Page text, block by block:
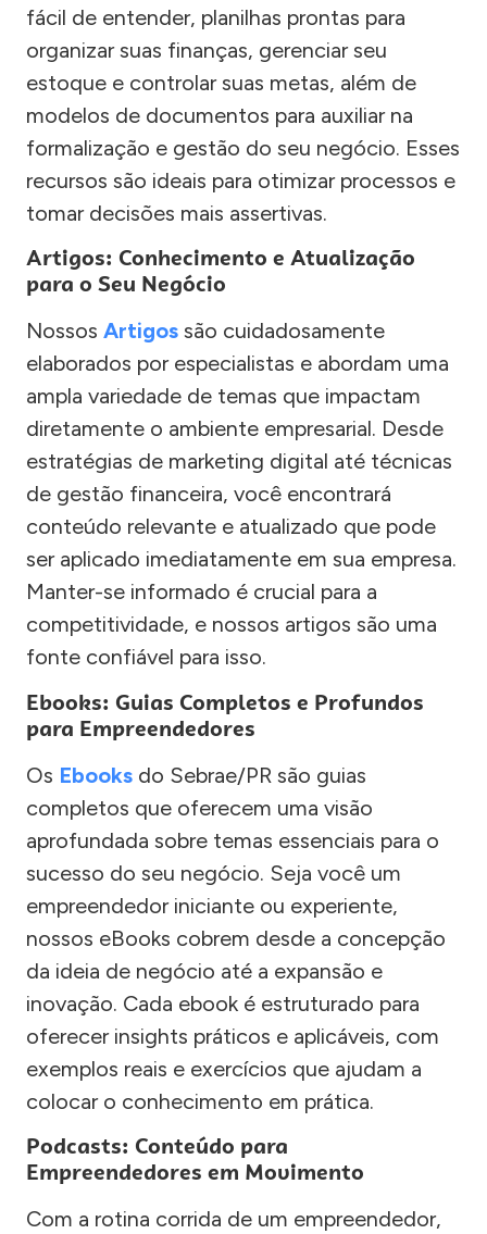
fácil de entender, planilhas prontas para
organizar suas finanças, gerenciar seu
estoque e controlar suas metas, além de
modelos de documentos para auxiliar na
formalização e gestão do seu negócio. Esses
recursos são ideais para otimizar processos e
tomar decisões mais assertivas.
Artigos: Conhecimento e Atualização
para o Seu Negócio
Nossos Artigos são cuidadosamente
elaborados por especialistas e abordam uma
ampla variedade de temas que impactam
diretamente o ambiente empresarial. Desde
estratégias de marketing digital até técnicas
de gestão financeira, você encontrará
conteúdo relevante e atualizado que pode
ser aplicado imediatamente em sua empresa.
Manter-se informado é crucial para a
competitividade, e nossos artigos são uma
fonte confiável para isso.
Ebooks: Guias Completos e Profundos
para Empreendedores
Os Ebooks do Sebrae/PR são guias
completos que oferecem uma visão
aprofundada sobre temas essenciais para o
sucesso do seu negócio. Seja você um
empreendedor iniciante ou experiente,
nossos eBooks cobrem desde a concepção
da ideia de negócio até a expansão e
inovação. Cada ebook é estruturado para
oferecer insights práticos e aplicáveis, com
exemplos reais e exercícios que ajudam a
colocar o conhecimento em prática.
Podcasts: Conteúdo para
Empreendedores em Movimento
Com a rotina corrida de um empreendedor,